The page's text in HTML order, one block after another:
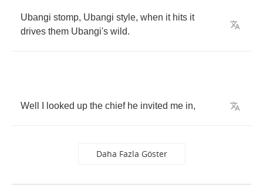
Ubangi stomp, Ubangi style, when it hits it
drives them Ubangi's wild.
Well looked up the chief he invited me in,
Daha Fazla Göster